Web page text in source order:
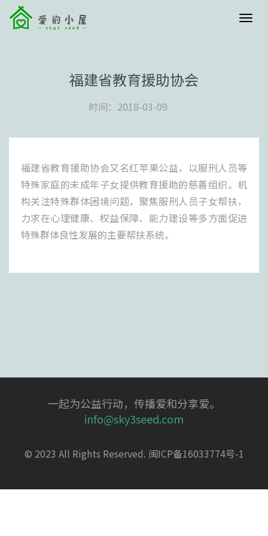
menu
福建省教育援助协会
时间：2018-03-09
福建省教育援助协会又名红苹果公益，以服刑人员等
特殊家庭的未成年子女提供教育援助的慈善组织。机
构关注特殊群体困境问题，聚焦服刑人员子女帮扶，
力求在心理健康、权益保障、能力建设等多方面促进
特殊群体良性发展的主要帮扶系统。
一起为公益行动，传播爱和分享爱。
info@sky3seed.com
© 2023 All Rights Reserved. 闽ICP备16033774号-1